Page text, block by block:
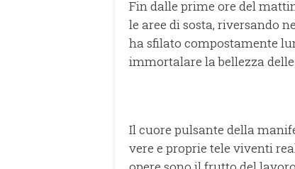
Fin dalle prime ore del
le aree di sosta, riversando
ha sfilato compostamente
immortalare la bellezza delle
Il cuore pulsante della
vere e proprie tele viventi